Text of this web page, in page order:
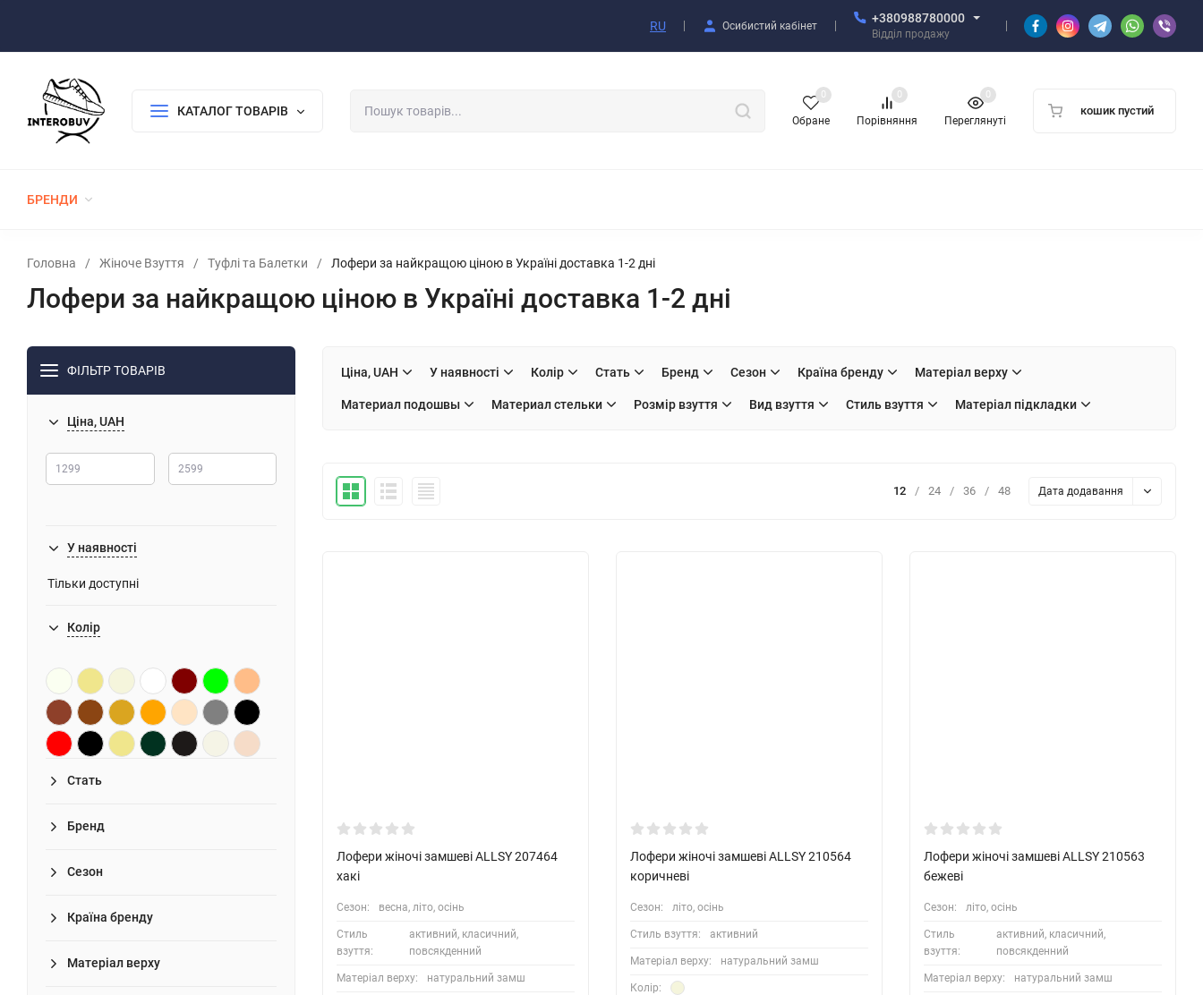
RU Осибистий кабінет
+380988780000
Відділ продажу
КАТАЛОГ ТОВАРІВ
Обране
0
Порівняння
0
Переглянуті
0
кошик пустий
БРЕНДИ
Головна / Жіноче Взуття / Туфлі та Балетки / Лофери за найкращою ціною в Україні доставка 1-2 дні
Лофери за найкращою ціною в Україні доставка 1-2 дні
ФІЛЬТР ТОВАРІВ
Ціна, UAH
У наявності
Тільки доступні
Колір
Стать
Бренд
Сезон
Країна бренду
Матеріал верху
Ціна, UAH У наявності Колір Стать Бренд Сезон Країна бренду Матеріал верху
Материал подошвы Материал стельки Розмір взуття Вид взуття Стиль взуття Матеріал підкладки
12 / 24 / 36 / 48 Дата додавання
Лофери жіночі замшеві ALLSY 207464
хакі
Сезон: весна, літо, осінь
Стиль
взуття:
активний, класичний,
повсякденний
Матеріал верху: натуральний замш
Лофери жіночі замшеві ALLSY 210564
коричневі
Сезон: літо, осінь
Стиль взуття: активний
Матеріал верху: натуральний замш
Колір:
Лофери жіночі замшеві ALLSY 210563
бежеві
Сезон: літо, осінь
Стиль
взуття:
активний, класичний,
повсякденний
Матеріал верху: натуральний замш